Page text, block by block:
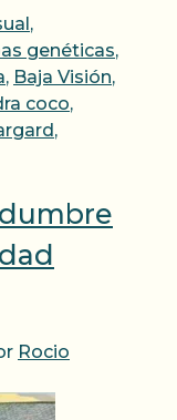
,
genéticas,
, Baja Visión,
coco,
,
Rocio